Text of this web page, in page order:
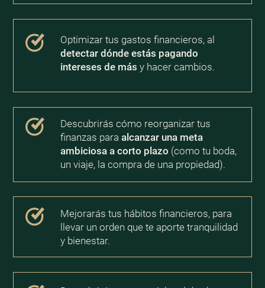
Optimizar tus gastos financieros, al
detectar dónde estás pagando
intereses de más y hacer cambios.
Descubrirás cómo reorganizar tus
finanzas paraalcanzar una meta
ambiciosa a corto plazo (como tu boda,
un viaje, la compra de una propiedad).
Mejorarás tus hábitos financieros, para
llevar un orden que te aporte tranquilidad
y bienestar.